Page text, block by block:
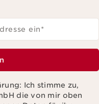
ein*
Ich stimme zu,
die von mir oben